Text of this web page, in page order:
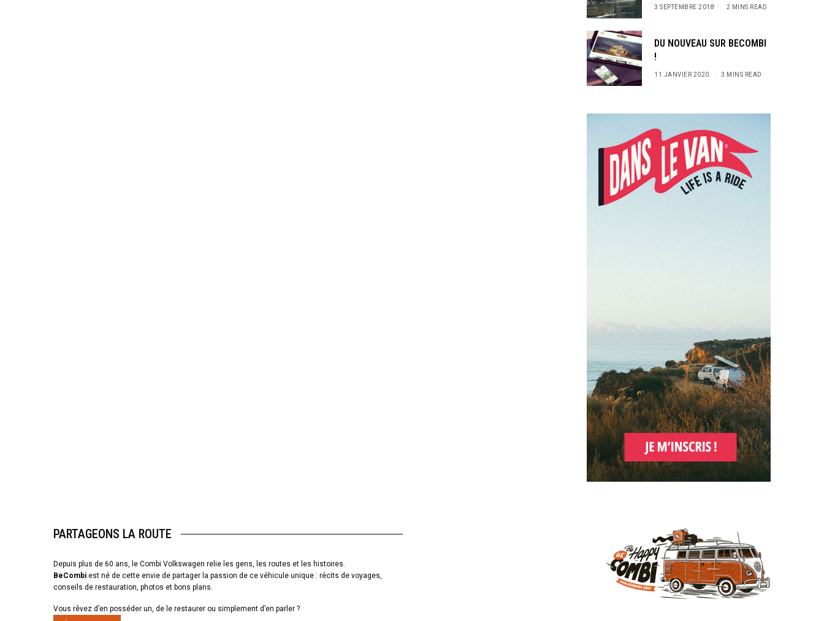
3 SEPTEMBRE 2018 2 MINS READ
DU NOUVEAU SUR BECOMBI
!
11 JANVIER 2020 3 MINS READ
PARTAGEONS LA ROUTE
Depuis plus de 60 ans, le Combi Volkswagen relie les gens, les routes et les histoires.
BeCombi est né de cette envie de partager la passion de ce véhicule unique : récits de voyages,
conseils de restauration, photos et bons plans.
Vous rêvez d’en posséder un, de le restaurer ou simplement d’en parler ?